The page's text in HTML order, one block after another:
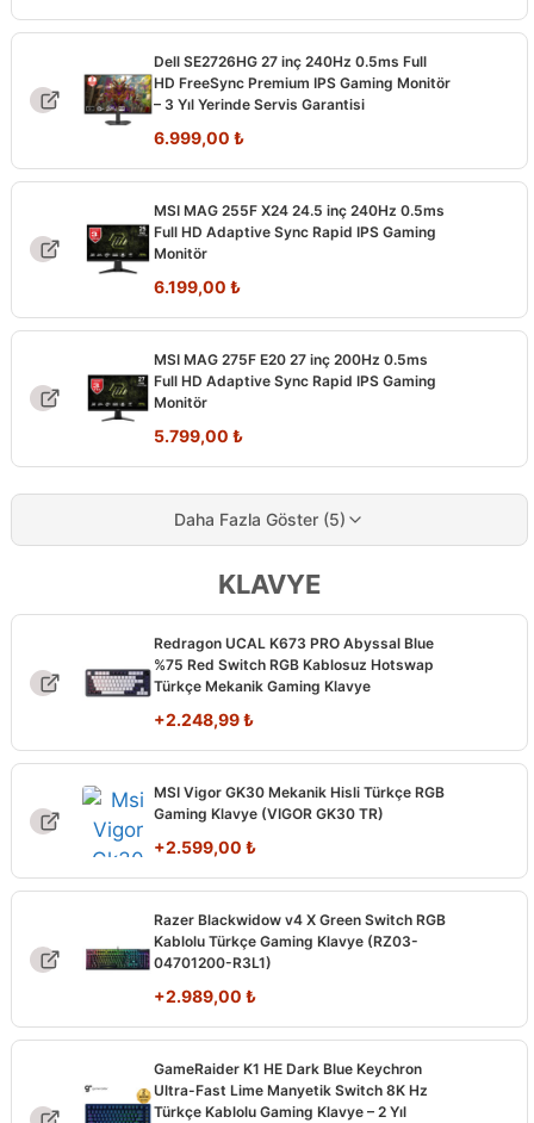
6.617,00 ₺.fiyat:
3.999,00 ₺.
Dell SE2726HG 27 inç 240Hz 0.5ms Full
HD FreeSync Premium IPS Gaming Monitör
– 3 Yıl Yerinde Servis Garantisi
Orijinal
7.499,00 ₺.
6.999,00 ₺Şu
fiyat:
6.999,00 ₺.
MSI MAG 255F X24 24.5 inç 240Hz 0.5ms
Full HD Adaptive Sync Rapid IPS Gaming
Monitör
Orijinal
7.794,00 ₺.
6.199,00 ₺Şu
fiyat:
6.199,00 ₺.
MSI MAG 275F E20 27 inç 200Hz 0.5ms
Full HD Adaptive Sync Rapid IPS Gaming
Monitör
Orijinal
5.799,00 ₺Şu
5.799,00 ₺.
Daha Fazla Göster (5)
KLAVYE
Redragon UCAL K673 PRO Abyssal Blue
%75 Red Switch RGB Kablosuz Hotswap
Türkçe Mekanik Gaming Klavye
+2.248,99₺
MSI Vigor GK30 Mekanik Hisli Türkçe RGB
Gaming Klavye (VIGOR GK30 TR)
+2.599,00 ₺
Razer Blackwidow v4 X Green Switch RGB
Kablolu Türkçe Gaming Klavye (RZ03-
04701200-R3L1)
+2.989,00 ₺
GameRaider K1 HE Dark Blue Keychron
Ultra-Fast Lime Manyetik Switch 8K Hz
Türkçe Kablolu Gaming Klavye – 2 Yıl